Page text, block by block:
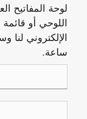
لوحة المفاتيح
اللوحي أو
ساعة.